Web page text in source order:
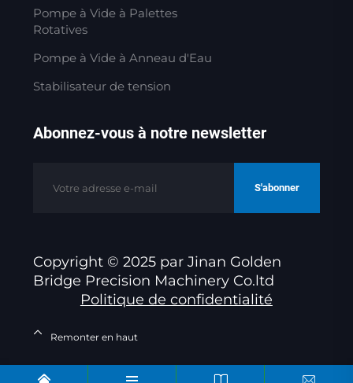
Pompe à Vide à Palettes
Rotatives
Pompe à Vide à Anneau d'Eau
Stabilisateur de tension
Abonnez-vous à notre newsletter
S'abonner
Copyright © 2025 par Jinan Golden
Bridge Precision Machinery Co.ltd
Politique de confidentialité
Remonter en haut